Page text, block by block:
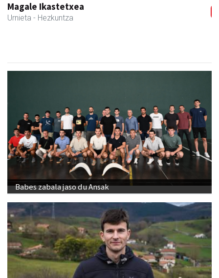
Barn trasteleku eta biltegi txikien alokairua
Urnieta - Trastelekuak
Babes zabala jaso du Ansak